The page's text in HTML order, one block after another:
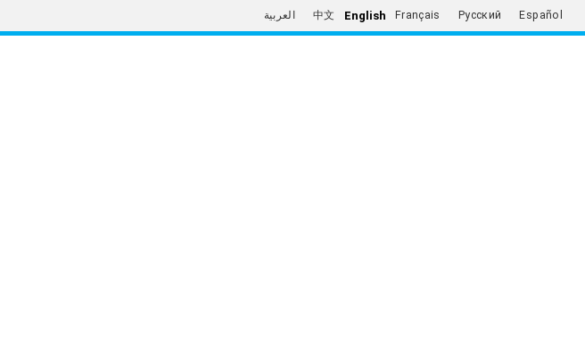
العربية 中文 English Français Русский Español